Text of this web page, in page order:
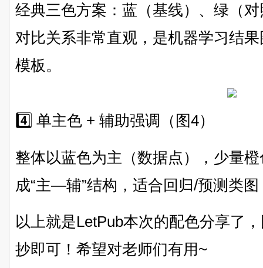
经典三色方案：蓝（基线）、绿（
对比关系非常直观，是机器学习结
模板。
4️⃣ 单主色 + 辅助强调（图4）
整体以蓝色为主（数据点），少量
成“主—辅”结构，适合回归/预测类
以上就是LetPub本次的配色分享了
抄即可！希望对老师们有用~